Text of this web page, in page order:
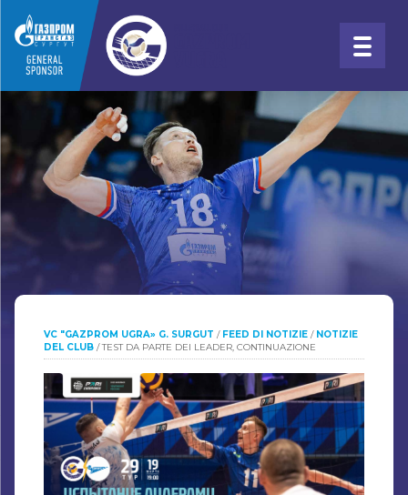
VC "GAZPROM UGRA» G. SURGUT / FEED DI NOTIZIE / NOTIZIE
DEL CLUB /TEST DA PARTE DEI LEADER, CONTINUAZIONE